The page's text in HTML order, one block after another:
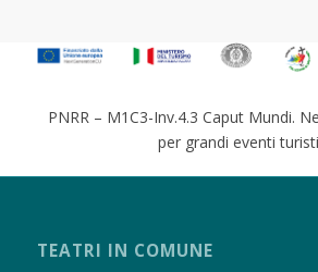
PNRR – M1C3-Inv.4.3 Caput Mundi.
per grandi eventi
TEATRI IN COMUNE